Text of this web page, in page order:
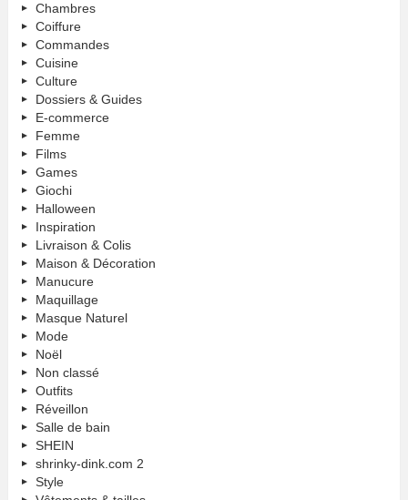
Chambres
Coiffure
Commandes
Cuisine
Culture
Dossiers & Guides
E-commerce
Femme
Films
Games
Giochi
Halloween
Inspiration
Livraison & Colis
Maison & Décoration
Manucure
Maquillage
Masque Naturel
Mode
Noël
Non classé
Outfits
Réveillon
Salle de bain
SHEIN
shrinky-dink.com 2
Style